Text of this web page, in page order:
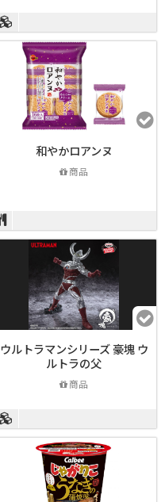
和やかロアンヌ
商品
ウルトラマンシリーズ 豪塊 ウ
ルトラの父
商品